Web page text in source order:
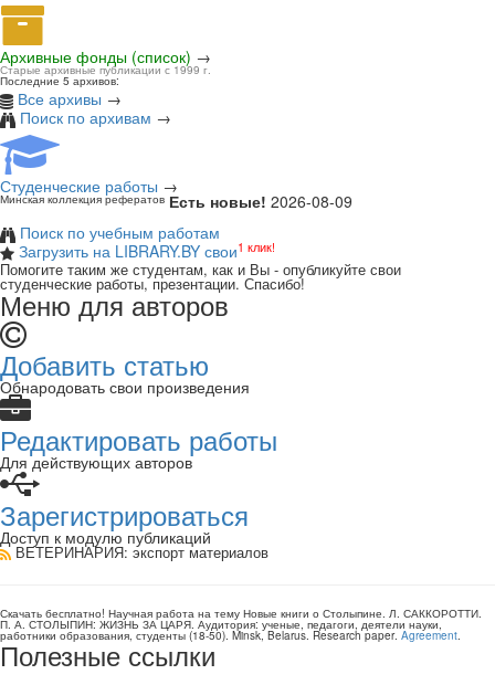
Архивные фонды (список) →
Старые архивные публикации с 1999 г.
Последние 5 архивов:
Все архивы →
Поиск по архивам →
Студенческие работы →
Минская коллекция рефератов Есть новые! 2026-08-09
Поиск по учебным работам
Загрузить на LIBRARY.BY свои1 клик!
Помогите таким же студентам, как и Вы - опубликуйте свои
студенческие работы, презентации. Спасибо!
Меню для авторов
Добавить статью
Обнародовать свои произведения
Редактировать работы
Для действующих авторов
Зарегистрироваться
Доступ к модулю публикаций
ВЕТЕРИНАРИЯ: экспорт материалов
Скачать бесплатно! Научная работа на тему Новые книги о Столыпине. Л. САККОРОТТИ.
П. А. СТОЛЫПИН: ЖИЗНЬ ЗА ЦАРЯ. Аудитория: ученые, педагоги, деятели науки,
работники образования, студенты (18-50). Minsk, Belarus. Research paper. Agreement.
Полезные ссылки